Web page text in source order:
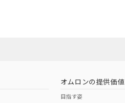
オムロンの提供価値
目指す姿